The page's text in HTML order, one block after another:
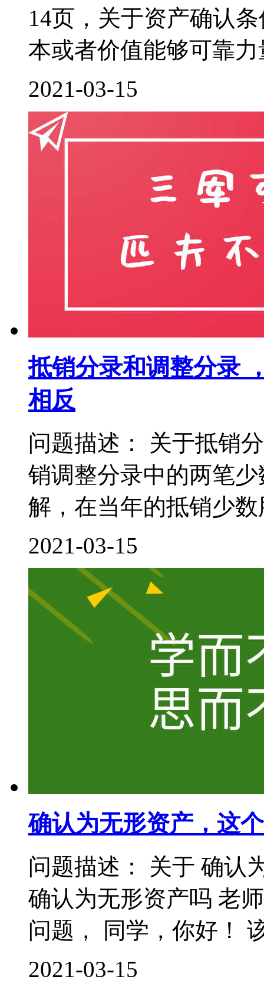
14页，关于资产确认
本或者价值能够可靠
2021-03-15
抵销分录和调整分录
相反
问题描述： 关于抵销
销调整分录中的两笔
解，在当年的抵销少
2021-03-15
确认为无形资产，这
问题描述： 关于 确认
确认为无形资产吗 老
问题， 同学，你好！
2021-03-15